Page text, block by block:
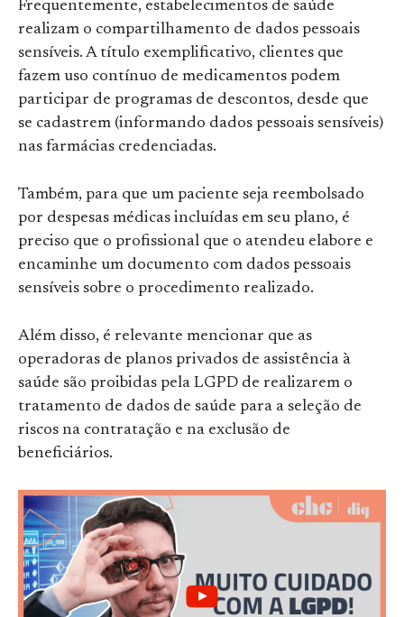
Frequentemente, estabelecimentos de saúde
realizam o compartilhamento de dados pessoais
sensíveis. A título exemplificativo, clientes que
fazem uso contínuo de medicamentos podem
participar de programas de descontos, desde que
se cadastrem (informando dados pessoais sensíveis)
nas farmácias credenciadas.
Também, para que um paciente seja reembolsado
por despesas médicas incluídas em seu plano, é
preciso que o profissional que o atendeu elabore e
encaminhe um documento com dados pessoais
sensíveis sobre o procedimento realizado.
Além disso, é relevante mencionar que as
operadoras de planos privados de assistência à
saúde são proibidas pela LGPD de realizarem o
tratamento de dados de saúde para a seleção de
riscos na contratação e na exclusão de
beneficiários.